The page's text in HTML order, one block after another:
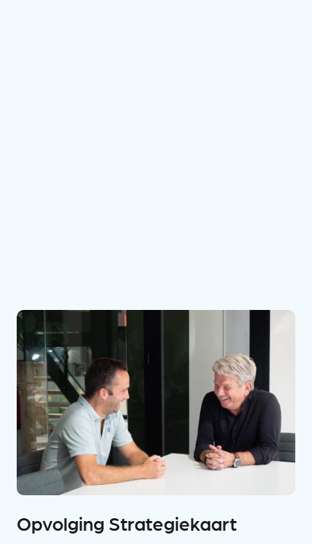
Opvolging Strategiekaart